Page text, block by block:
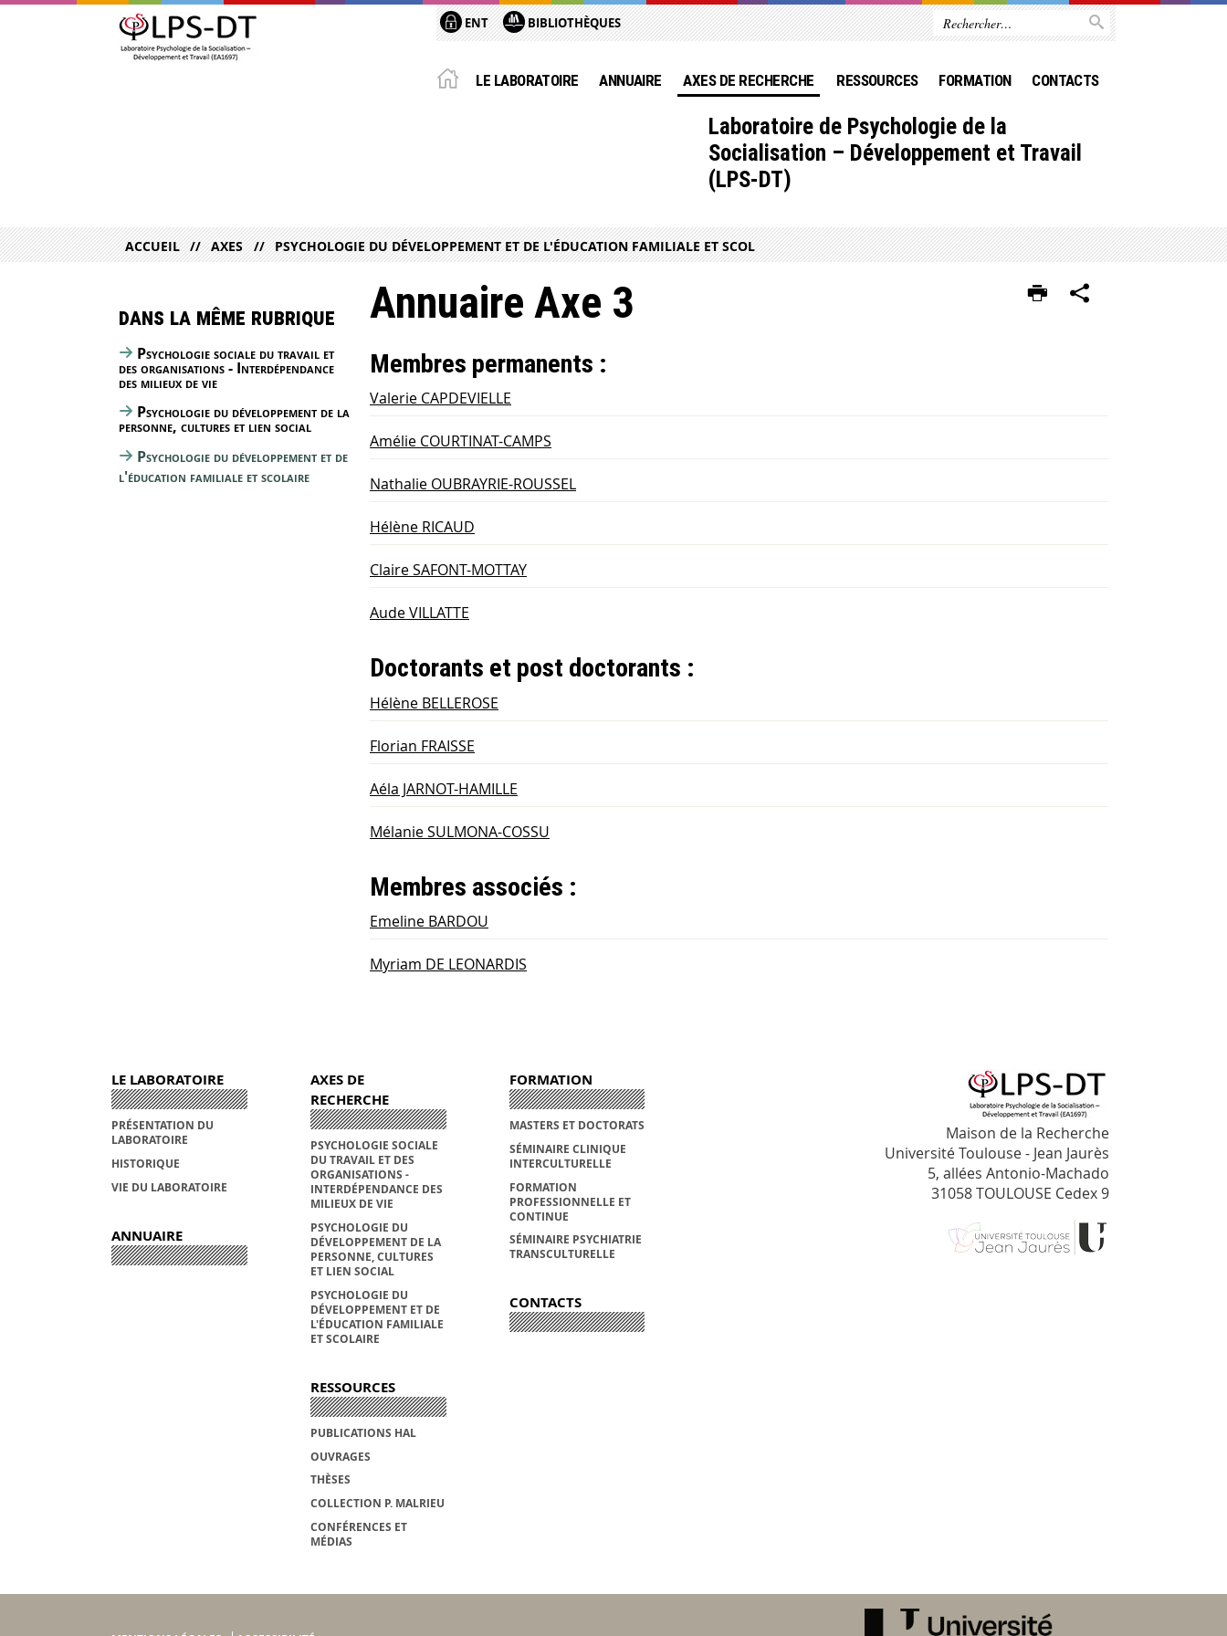
ENT BIBLIOTHÈQUES
LE LABORATOIRE ANNUAIRE AXES DE RECHERCHE RESSOURCES FORMATION CONTACTS
Laboratoire de Psychologie de la
Socialisation – Développement et Travail
(LPS-DT)
ACCUEIL AXES PSYCHOLOGIE DU DÉVELOPPEMENT ET DE L'ÉDUCATION FAMILIALE ET SCOL
Annuaire Axe 3
Membres permanents :
Valerie CAPDEVIELLE
Amélie COURTINAT-CAMPS
Nathalie OUBRAYRIE-ROUSSEL
Hélène RICAUD
Claire SAFONT-MOTTAY
Aude VILLATTE
Doctorants et post doctorants :
Hélène BELLEROSE
Florian FRAISSE
Aéla JARNOT-HAMILLE
Mélanie SULMONA-COSSU
Membres associés :
Emeline BARDOU
Myriam DE LEONARDIS
Dans la même rubrique
Psychologie sociale du travail et
des organisations - Interdépendance
des milieux de vie
Psychologie du développement de la
personne, cultures et lien social
Psychologie du développement et de
l'éducation familiale et scolaire
LE LABORATOIRE
PRÉSENTATION DU
LABORATOIRE
HISTORIQUE
VIE DU LABORATOIRE
ANNUAIRE
AXES DE
RECHERCHE
PSYCHOLOGIE SOCIALE
DU TRAVAIL ET DES
ORGANISATIONS -
INTERDÉPENDANCE DES
MILIEUX DE VIE
PSYCHOLOGIE DU
DÉVELOPPEMENT DE LA
PERSONNE, CULTURES
ET LIEN SOCIAL
PSYCHOLOGIE DU
DÉVELOPPEMENT ET DE
L'ÉDUCATION FAMILIALE
ET SCOLAIRE
RESSOURCES
PUBLICATIONS HAL
OUVRAGES
THÈSES
COLLECTION P. MALRIEU
CONFÉRENCES ET
MÉDIAS
FORMATION
MASTERS ET DOCTORATS
SÉMINAIRE CLINIQUE
INTERCULTURELLE
FORMATION
PROFESSIONNELLE ET
CONTINUE
SÉMINAIRE PSYCHIATRIE
TRANSCULTURELLE
CONTACTS
Maison de la Recherche
Université Toulouse - Jean Jaurès
5, allées Antonio-Machado
31058 TOULOUSE Cedex 9